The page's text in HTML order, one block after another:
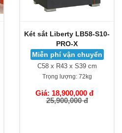
Két sắt Liberty LB58-S10-
PRO-X
Miễn phí vận chuyển
C58 x R43 x S39 cm
Trọng lượng:72kg
Giá: 18,900,000 đ
25,900,000 đ